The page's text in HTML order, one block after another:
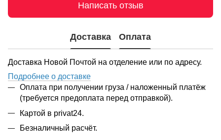
Написать отзыв
Доставка Оплата
Доставка Новой Почтой на отделение или по адресу.
Подробнее о доставке
Оплата при получении груза / наложенный платёж
(требуется предоплата перед отправкой).
Картой в privat24.
Безналичный расчёт.